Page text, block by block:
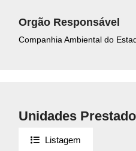
Orgão Responsável
Companhia Ambiental do
Unidades
Listagem